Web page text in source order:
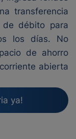
transferencia
débito para
los días. No
de ahorro
abierta
ya!